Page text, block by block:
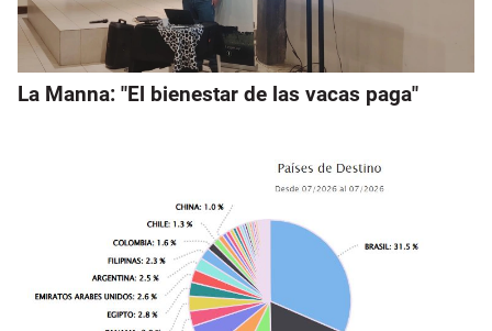
La Manna: "El bienestar de las vacas paga"